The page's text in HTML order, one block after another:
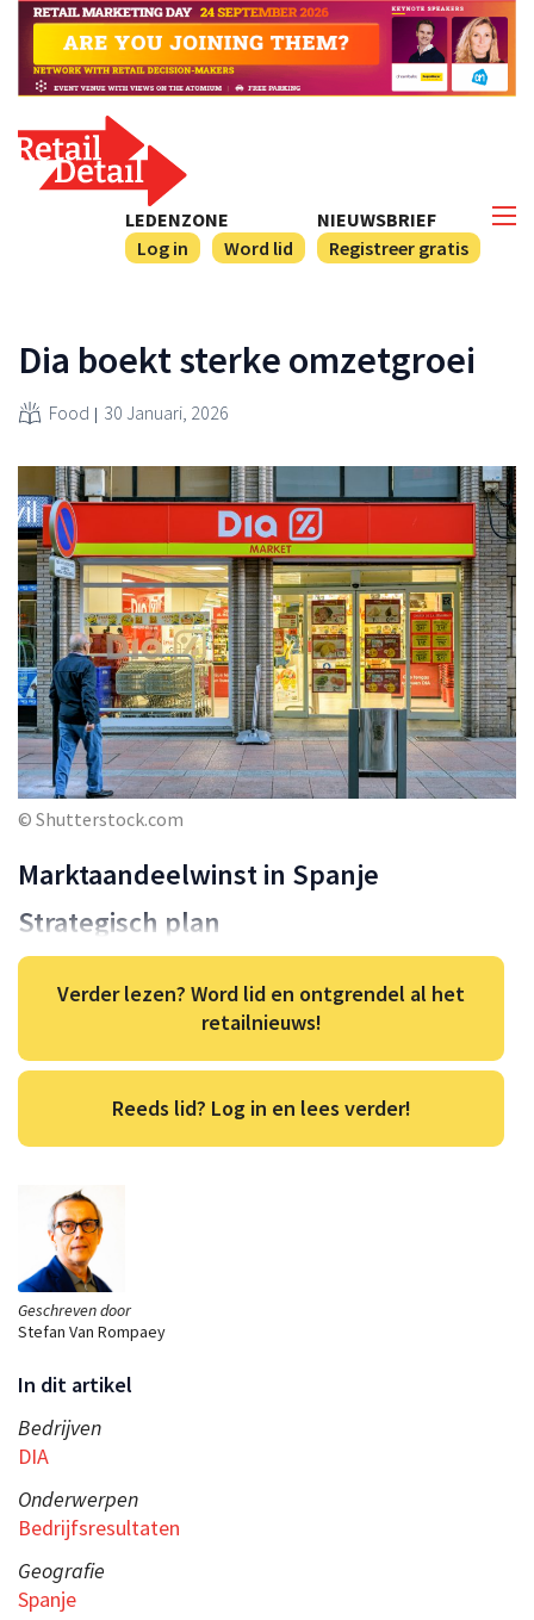
NIEUWSBRIEF
Registreer gratis
LEDENZONE
Log in
Word lid
Geschreven door
Stefan Van Rompaey
In dit artikel
Bedrijven
DIA
Onderwerpen
Bedrijfsresultaten
Geografie
Spanje
Dia boekt sterke omzetgroei
Food 30 Januari, 2026
© Shutterstock.com
Marktaandeelwinst in Spanje
Strategisch plan
Verder lezen? Word lid en ontgrendel al het
retailnieuws!
Reeds lid? Log in en lees verder!